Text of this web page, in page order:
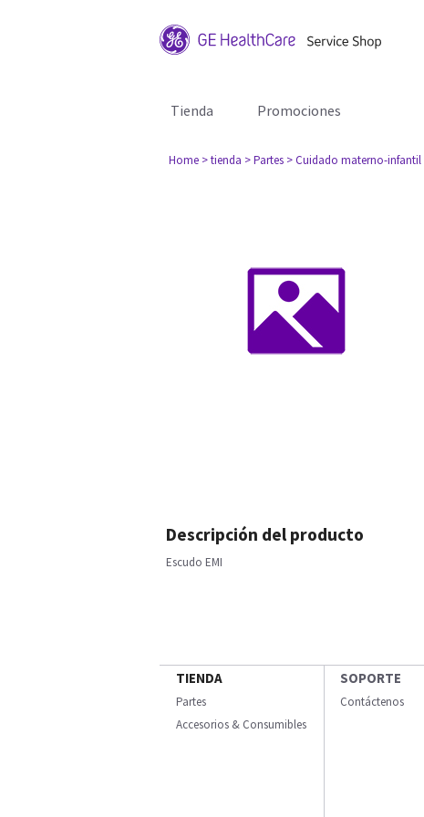
Tienda Promociones
Home > tienda > Partes > Cuidado materno-infantil
Descripción del producto
Escudo EMI
TIENDA
Partes
Accesorios & Consumibles
SOPORTE
Contáctenos